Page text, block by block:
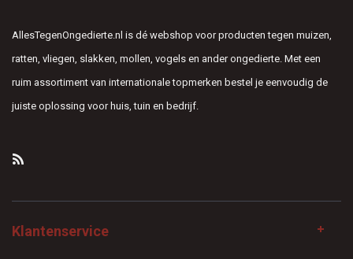
AllesTegenOngedierte.nl is dé webshop voor producten tegen muizen,
ratten, vliegen, slakken, mollen, vogels en ander ongedierte. Met een
ruim assortiment van internationale topmerken bestel je eenvoudig de
juiste oplossing voor huis, tuin en bedrijf.
Klantenservice